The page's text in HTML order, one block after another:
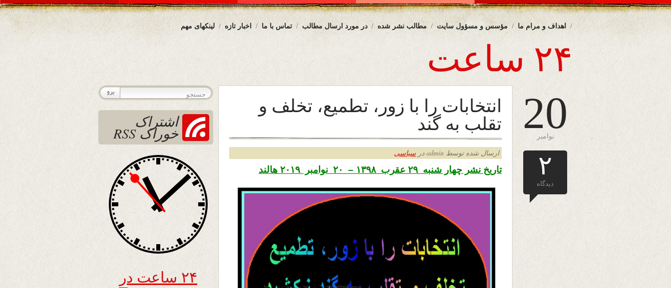
لینکهای مهم اخبار تازه تماس با ما در مورد ارسال مطالب مطالب نشر شده مؤسس و مسؤول سایت اهداف و مرام ما
۲۴ ساعت
20
نوامبر
۲
دیدگاه
انتخابات را با زور، تطمیع، تخلف و
تقلب به گند
ارسال شده توسط admin در سیاسی
تاریخ نشر چهار شنبه ۲۹ عقرب ۱۳۹۸ – ۲۰ نوامبر ۲۰۱۹ هالند
اشتراک
خوراک RSS
۲۴ ساعت در